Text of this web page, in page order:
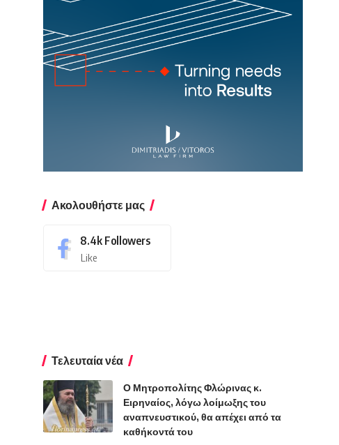
Ακολουθήστε μας
8.4k Followers
Like
Τελευταία νέα
Ο Μητροπολίτης Φλώρινας κ.
Ειρηναίος, λόγω λοίμωξης του
αναπνευστικού, θα απέχει από τα
καθήκοντά του